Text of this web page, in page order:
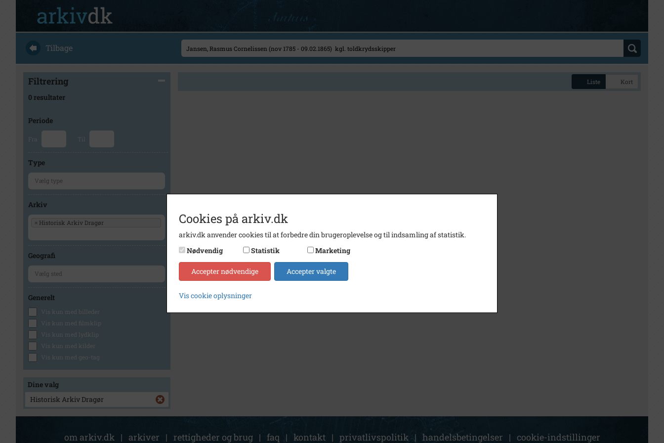
Tilbage
Filtrering
0 resultater
Periode
Fra Til
Type
Arkiv
× Historisk Arkiv Dragør
Geografi
Generelt
Vis kun med billeder
Vis kun med filmklip
Vis kun med lydklip
Vis kun med kilder
Vis kun med geo-tag
Dine valg
Historisk Arkiv Dragør
Liste Kort
om arkiv.dk | arkiver | rettigheder og brug | faq | kontakt | privatlivspolitik | handelsbetingelser | cookie-indstillinger
Cookies på arkiv.dk
arkiv.dk anvender cookies til at forbedre din brugeroplevelse og til indsamling af statistik.
Nødvendig
Statistik Marketing
Accepter nødvendige Accepter valgte
Vis cookie oplysninger